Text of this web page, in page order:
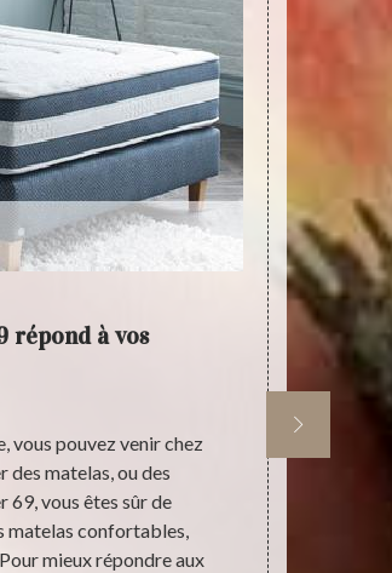
répond à vos
vous pouvez venir chez
des matelas, ou des
69, vous êtes sûr de
matelas confortables,
mieux répondre aux
Tarifs